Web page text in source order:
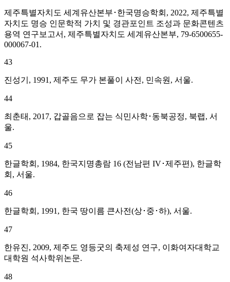
제주특별자치도 세계유산본부･한국명승학회, 2022, 제주특별
자치도 명승 인문학적 가치 및 경관포인트 조성과 문화콘텐츠
용역 연구보고서, 제주특별자치도 세계유산본부, 79-6500655-
000067-01.
43
진성기, 1991, 제주도 무가 본풀이 사전, 민속원, 서울.
44
최춘태, 2017, 갑골음으로 잡는 식민사학･동북공정, 북랩, 서
울.
45
한글학회, 1984, 한국지명총람 16 (전남편 IV･제주편), 한글학
회, 서울.
46
한글학회, 1991, 한국 땅이름 큰사전(상･중･하), 서울.
47
한유진, 2009, 제주도 영등굿의 축제성 연구, 이화여자대학교
대학원 석사학위논문.
48